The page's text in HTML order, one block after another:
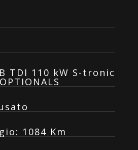
TDI 110 kW S-tronic
: 1084 Km